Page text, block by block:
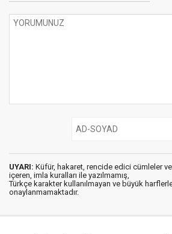
UYARI: Küfür, hakaret, rencide edici cümleler
içeren, imla kuralları ile yazılmamış,
Türkçe karakter kullanılmayan ve büyük
onaylanmamaktadır.